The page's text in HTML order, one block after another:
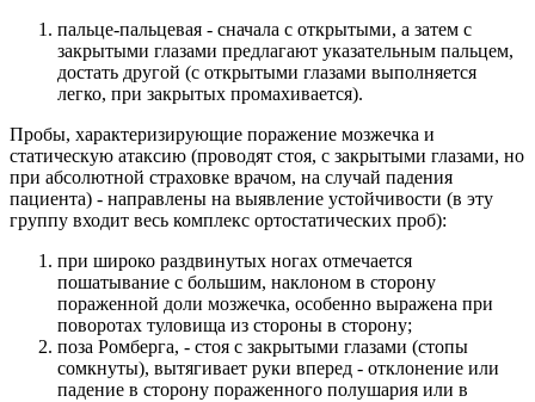
пальце-пальцевая - сначала с открытыми, а затем с
закрытыми глазами предлагают указательным пальцем,
достать другой (с открытыми глазами выполняется
легко, при закрытых промахивается).
Пробы, характеризирующие поражение мозжечка и
статическую атаксию (проводят стоя, с закрытыми глазами, но
при абсолютной страховке врачом, на случай падения
пациента) - направлены на выявление устойчивости (в эту
группу входит весь комплекс ортостатических проб):
при широко раздвинутых ногах отмечается
пошатывание с большим, наклоном в сторону
пораженной доли мозжечка, особенно выражена при
поворотах туловища из стороны в сторону;
поза Ромберга, - стоя с закрытыми глазами (стопы
сомкнуты), вытягивает руки вперед - отклонение или
падение в сторону пораженного полушария или в